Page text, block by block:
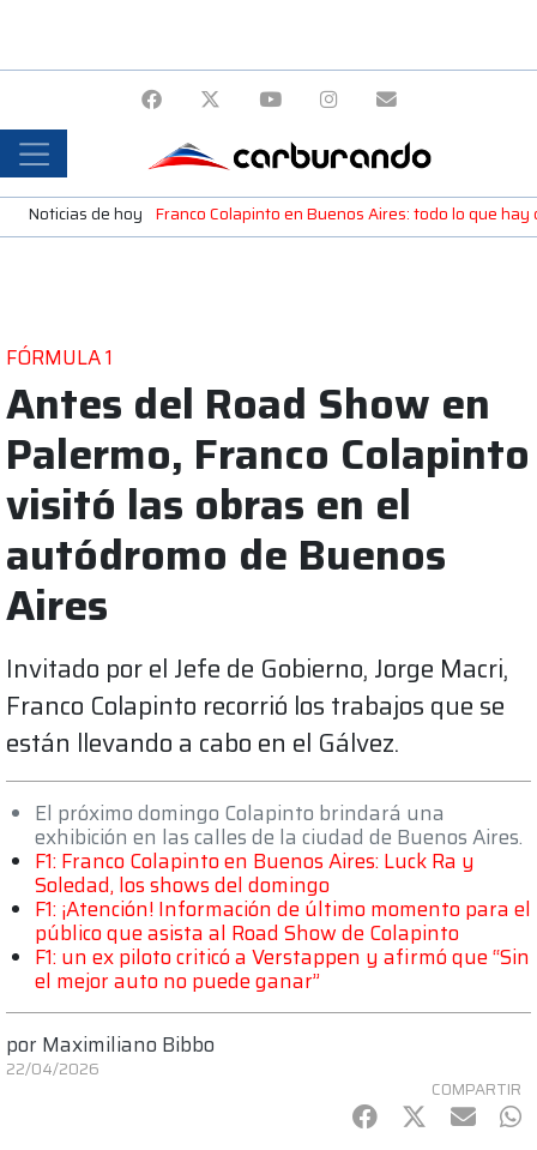
Noticias de hoy Franco Colapinto en Buenos Aires: todo lo que
FÓRMULA 1
Antes del Road Show en
Palermo, Franco Colapinto
visitó las obras en el
autódromo de Buenos
Aires
Invitado por el Jefe de Gobierno, Jorge Macri,
Franco Colapinto recorrió los trabajos que se
están llevando a cabo en el Gálvez.
El próximo domingo Colapinto brindará una
exhibición en las calles de la ciudad de Buenos Aires.
F1: Franco Colapinto en Buenos Aires: Luck Ra y
Soledad, los shows del domingo
F1: ¡Atención! Información de último momento para el
público que asista al Road Show de Colapinto
F1: un ex piloto criticó a Verstappen y afirmó que “Sin
el mejor auto no puede ganar”
por Maximiliano Bibbo
22/04/2026
COMPARTIR
Facebook
Twitter
mail